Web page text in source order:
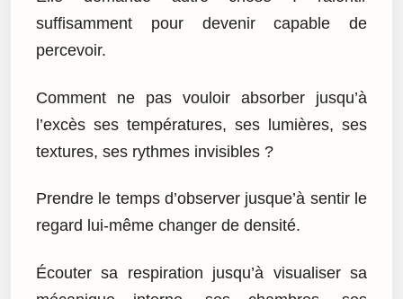
suffisamment pour devenir capable de
percevoir.
Comment ne pas vouloir absorber jusqu’à
l’excès ses températures, ses lumières, ses
textures, ses rythmes invisibles ?
Prendre le temps d’observer jusque’à sentir le
regard lui-même changer de densité.
Écouter sa respiration jusqu’à visualiser sa